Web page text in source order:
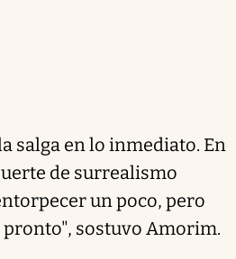
salga en lo inmediato. En
de surrealismo
un poco, pero
sostuvo Amorim.